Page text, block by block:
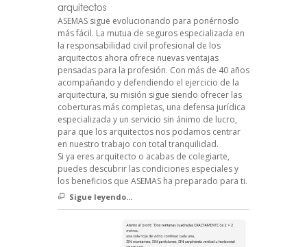
arquitectos
ASEMAS sigue evolucionando para ponérnoslo
más fácil. La mutua de seguros especializada en
la responsabilidad civil profesional de los
arquitectos ahora ofrece nuevas ventajas
pensadas para la profesión. Con más de 40 años
acompañando y defendiendo el ejercicio de la
arquitectura, su misión sigue siendo ofrecer las
coberturas más completas, una defensa jurídica
especializada y un servicio sin ánimo de lucro,
para que los arquitectos nos podamos centrar
en nuestro trabajo con total tranquilidad.
Si ya eres arquitecto o acabas de colegiarte,
puedes descubrir las condiciones especiales y
los beneficios que ASEMAS ha preparado para ti.
Sigue leyendo...